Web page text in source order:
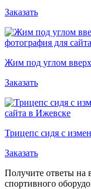
Заказать
Жим под углом вверх
Заказать
Трицепс сидя с
Заказать
Получите ответы на
спортивного